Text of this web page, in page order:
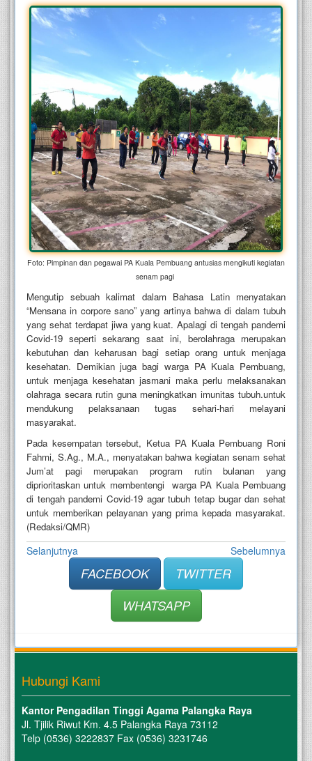
Foto: Pimpinan dan pegawai PA Kuala Pembuang antusias mengikuti kegiatan
senam pagi
Mengutip sebuah kalimat dalam Bahasa Latin menyatakan
“Mensana in corpore sano” yang artinya bahwa di dalam tubuh
yang sehat terdapat jiwa yang kuat. Apalagi di tengah pandemi
Covid-19 seperti sekarang saat ini, berolahraga merupakan
kebutuhan dan keharusan bagi setiap orang untuk menjaga
kesehatan. Demikian juga bagi warga PA Kuala Pembuang,
untuk menjaga kesehatan jasmani maka perlu melaksanakan
olahraga secara rutin guna meningkatkan imunitas tubuh.untuk
mendukung pelaksanaan tugas sehari-hari melayani
masyarakat.
Pada kesempatan tersebut, Ketua PA Kuala Pembuang Roni
Fahmi, S.Ag., M.A., menyatakan bahwa kegiatan senam sehat
Jum’at pagi merupakan program rutin bulanan yang
diprioritaskan untuk membentengi warga PA Kuala Pembuang
di tengah pandemi Covid-19 agar tubuh tetap bugar dan sehat
untuk memberikan pelayanan yang prima kepada masyarakat.
(Redaksi/QMR)
Selanjutnya Sebelumnya
FACEBOOK
TWITTER
WHATSAPP
Hubungi Kami
Kantor Pengadilan Tinggi Agama Palangka Raya
Jl. Tjilik Riwut Km. 4.5 Palangka Raya 73112
Telp (0536) 3222837 Fax (0536) 3231746